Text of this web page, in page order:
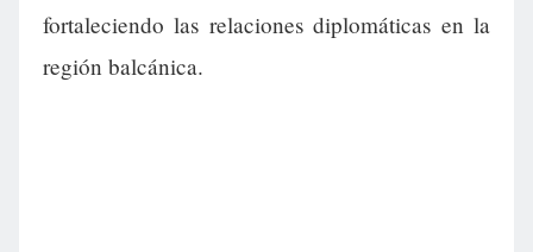
fortaleciendo las relaciones diplomáticas en la
región balcánica.